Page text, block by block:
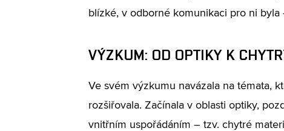
blízké, v odborné komunikaci pro ni
VÝZKUM: OD OPTIKY K
Ve svém výzkumu navázala na témata,
rozšiřovala. Začínala v oblasti optiky,
vnitřním uspořádáním – tzv. chytré